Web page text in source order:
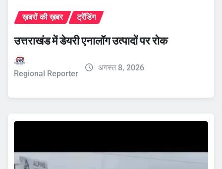
ख़बरों की ख़बर ट्रेंडिंग
उत्तराखंड में डेयरी एनालॉग उत्पादों पर रोक
Regional Reporter
अगस्त 8, 2026